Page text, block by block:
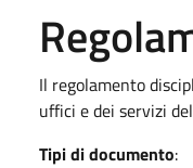
Il regolamento
uffici e dei servizi
Tipi di documento: